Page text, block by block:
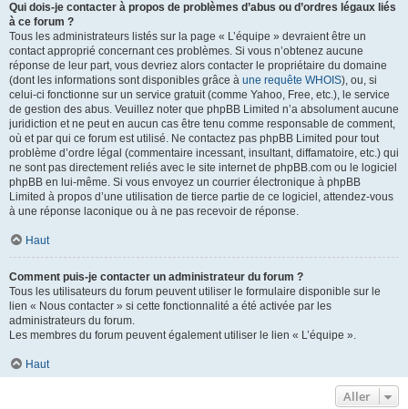
Qui dois-je contacter à propos de problèmes d’abus ou d’ordres légaux liés
à ce forum ?
Tous les administrateurs listés sur la page « L’équipe » devraient être un
contact approprié concernant ces problèmes. Si vous n’obtenez aucune
réponse de leur part, vous devriez alors contacter le propriétaire du domaine
(dont les informations sont disponibles grâce à une requête WHOIS), ou, si
celui-ci fonctionne sur un service gratuit (comme Yahoo, Free, etc.), le service
de gestion des abus. Veuillez noter que phpBB Limited n’a absolument aucune
juridiction et ne peut en aucun cas être tenu comme responsable de comment,
où et par qui ce forum est utilisé. Ne contactez pas phpBB Limited pour tout
problème d’ordre légal (commentaire incessant, insultant, diffamatoire, etc.) qui
ne sont pas directement reliés avec le site internet de phpBB.com ou le logiciel
phpBB en lui-même. Si vous envoyez un courrier électronique à phpBB
Limited à propos d’une utilisation de tierce partie de ce logiciel, attendez-vous
à une réponse laconique ou à ne pas recevoir de réponse.
Haut
Comment puis-je contacter un administrateur du forum ?
Tous les utilisateurs du forum peuvent utiliser le formulaire disponible sur le
lien « Nous contacter » si cette fonctionnalité a été activée par les
administrateurs du forum.
Les membres du forum peuvent également utiliser le lien « L’équipe ».
Haut
Aller